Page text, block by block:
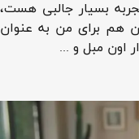
بسیار جالبی هست،
هم برای من به عنوان
اون مبل و ...